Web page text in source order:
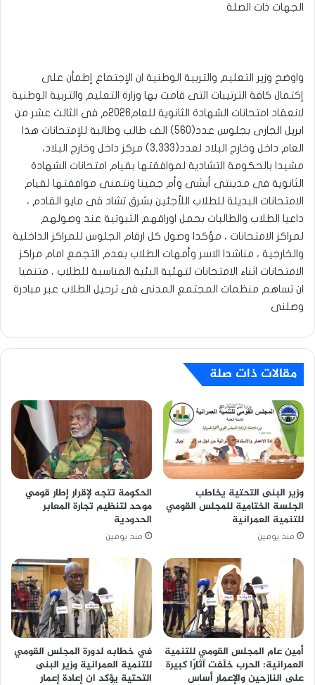
الجهات ذات الصلة
واوضح وزير التعليم والتربية الوطنية ان الإجتماع إطمأن على
إكتمال كافة الترتيبات التى قامت بها وزارة التعليم والتربية الوطنية
لانعقاد امتحانات الشهادة الثانوية للعام2026م فى الثالث عشر من
ابريل الجارى بجلوس عدد(560) الف طالب وطالبة للإمتحانات هذا
العام داخل وخارج البلاد لعدد(3,333) مركز داخل وخارج البلاد،
مشيدا بالحكومة التشادية لموافقتها بقيام امتحانات الشهادة
الثانوية فى مدينتى أبشى وأم جمينا ونتمنى موافقتها لقيام
الامتحانات البديلة للطلاب اللأجئين بشرق تشاد فى مايو القادم ،
داعيا الطلاب والطالبات بحمل اوراقهم الثبوتية عند وصولهم
لمراكز الامتحانات ، مؤكدا وصول كل ارقام الجلوس للمراكز الداخلية
والخارجية ، مناشدا الاسر وأمهات الطلاب بعدم التجمع امام مراكز
الامتحانات اثناء الامتحانات لتهئية البئية المناسبة للطلاب ، متنميا
ان تساهم منظمات المجتمع المدنى فى ترحيل الطلاب عبر مبادرة
وصلنى
مقالات ذات صلة
وزير البنى التحتية يخاطب
الجلسة الختامية للمجلس القومي
للتنمية العمرانية
منذ يومين
الحكومة تتجه لإقرار إطار قومي
موحد لتنظيم تجارة المعابر
الحدودية
منذ يومين
أمين عام المجلس القومي للتنمية
العمرانية: الحرب خلّفت آثارًا كبيرة
على النازحين والإعمار أساس
في خطابه لدورة المجلس القومي
للتنمية العمرانية وزير البنى
التحتية يؤكد ان إعادة إعمار